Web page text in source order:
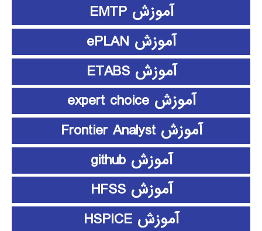
آموزش EMTP
آموزش ePLAN
آموزش ETABS
آموزش expert choice
آموزش Frontier Analyst
آموزش github
آموزش HFSS
آموزش HSPICE